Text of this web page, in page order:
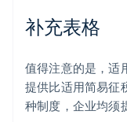
补充表格
值得注意的是，适
提供比适用简易征
种制度，企业均须